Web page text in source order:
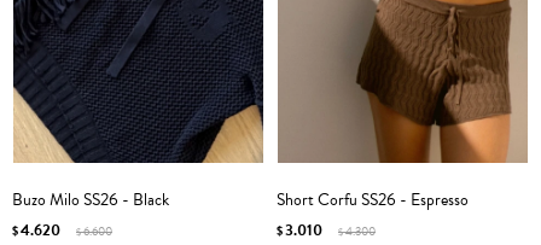
Buzo Milo SS26 - Black
$4.620 $6.600
Short Corfu SS26 - Espresso
$3.010 $4.300